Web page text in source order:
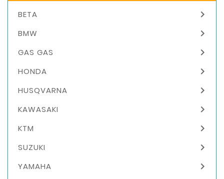
BETA 
BMW 
GAS GAS 
HONDA 
HUSQVARNA 
KAWASAKI 
KTM 
SUZUKI 
YAMAHA 